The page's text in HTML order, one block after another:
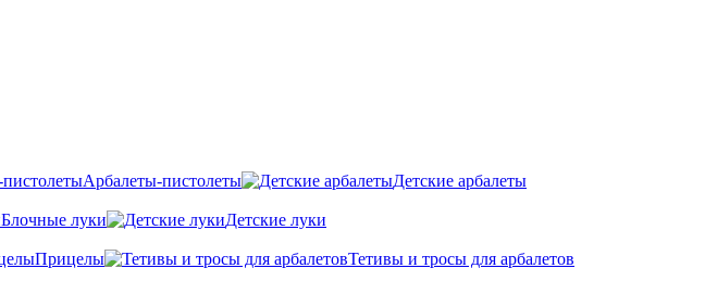
Арбалеты-пистолеты
Детские арбалеты
Блочные луки
Детские луки
Прицелы
Тетивы и тросы для арбалетов